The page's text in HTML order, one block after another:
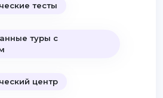
тесты
туры с
центр